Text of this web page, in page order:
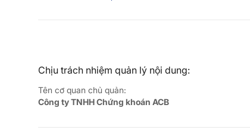
Chịu trách nhiệm quản lý nội dung:
Tên cơ quan chủ quản:
Công ty TNHH Chứng khoán ACB